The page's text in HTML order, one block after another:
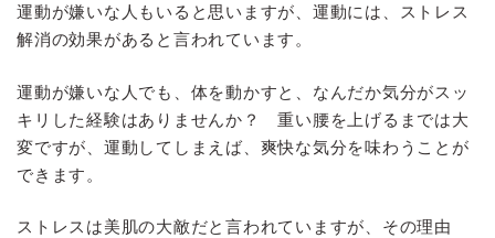
運動が嫌いな人もいると思いますが、運動には、ストレス
解消の効果があると言われています。
運動が嫌いな人でも、体を動かすと、なんだか気分がスッ
キリした経験はありませんか？ 重い腰を上げるまでは大
変ですが、運動してしまえば、爽快な気分を味わうことが
できます。
ストレスは美肌の大敵だと言われていますが、その理由